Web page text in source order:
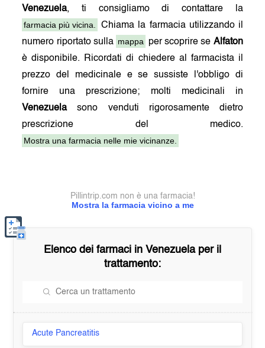
Venezuela, ti consigliamo di contattare la
farmacia più vicina.
Chiama la farmacia utilizzando il
numero riportato sulla mappa per scoprire se Alfaton
è disponibile. Ricordati di chiedere al farmacista il
prezzo del medicinale e se sussiste l'obbligo di
fornire una prescrizione; molti medicinali in
Venezuelasono venduti rigorosamente dietro
prescrizione del medico.
Mostra una farmacia nelle mie vicinanze.
Mostra la farmacia vicino a me
Pillintrip.com non è una farmacia!
Elenco dei farmaci in Venezuelaper il
trattamento:
Acute Pancreatitis